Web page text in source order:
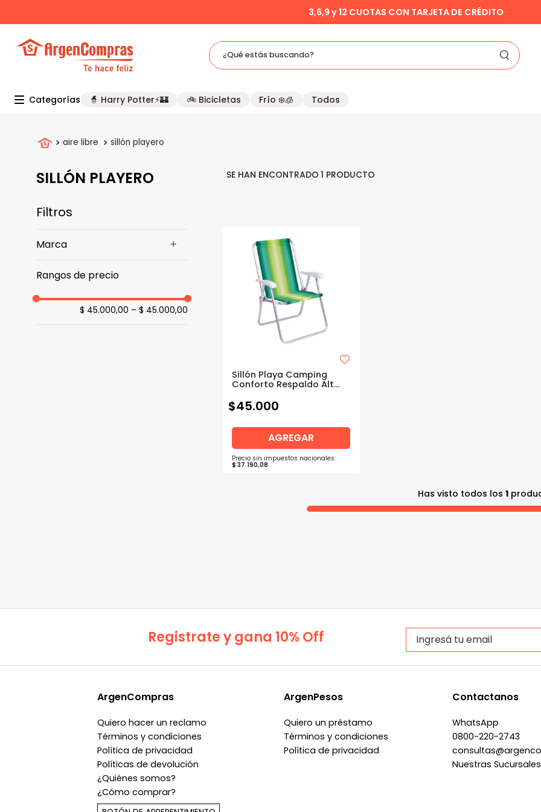
3,6,9 y 12 CUOTAS CON TARJETA DE CRÉDITO
¿Qué estás buscando?
Categorías 🧙 Harry Potter⚡🏰 🚲 Bicicletas Frío ❄️🧊 Todos
aire libre sillón playero
SILLÓN PLAYERO
Filtros
Marca
Rangos de precio
$ 45.000,00 – $ 45.000,00
1 PRODUCTO
Sillón Playa Camping
Conforto Respaldo Alto
Rafia Aluminio MOR
$45.000
AGREGAR
Precio sin impuestos nacionales:
$ 37.190,08
Has visto todos los 1
Registrate y gana 10% Off
ArgenCompras
Quiero hacer un reclamo
Términos y condiciones
Política de privacidad
Políticas de devolución
¿Quiénes somos?
¿Cómo comprar?
ArgenPesos
Quiero un préstamo
Términos y condiciones
Política de privacidad
Contactanos
WhatsApp
0800-220-2743
Nuestras Sucursales
1.
celulares
3 .
bicicleta
5. tablet